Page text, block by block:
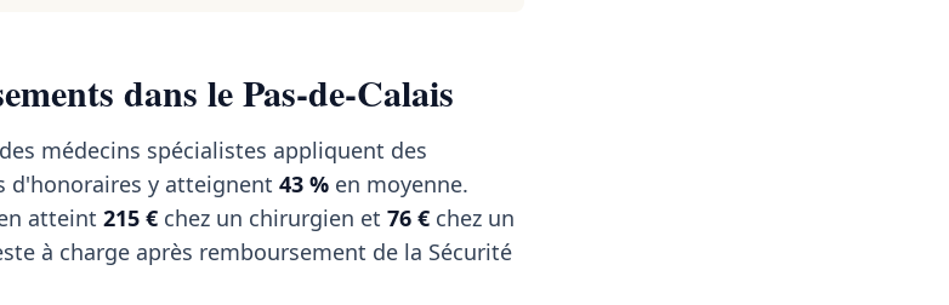
dans le Pas-de-Calais
des médecins spécialistes appliquent des
d'honoraires y atteignent 43 % en moyenne.
atteint 215 € chez un chirurgien et 76 € chez un
à charge après remboursement de la Sécurité